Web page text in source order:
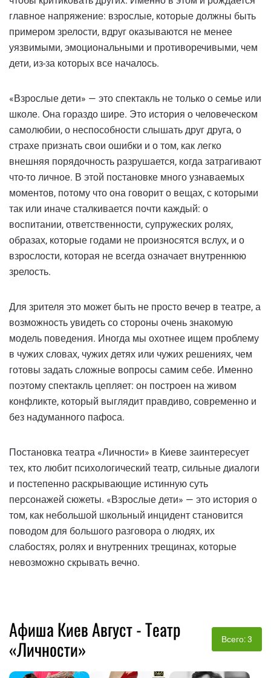
главное напряжение: взрослые, которые должны быть
примером зрелости, вдруг оказываются не менее
уязвимыми, эмоциональными и противоречивыми, чем
дети, из-за которых все началось.
«Взрослые дети» — это спектакль не только о семье или
школе. Она гораздо шире. Это история о человеческом
самолюбии, о неспособности слышать друг друга, о
страхе признать свои ошибки и о том, как легко
внешняя порядочность разрушается, когда затрагивают
что-то личное. В этой постановке много узнаваемых
моментов, потому что она говорит о вещах, с которыми
так или иначе сталкивается почти каждый: о
воспитании, ответственности, супружеских ролях,
образах, которые годами не произносятся вслух, и о
взрослости, которая не всегда означает внутреннюю
зрелость.
Для зрителя это может быть не просто вечер в театре, а
возможность увидеть со стороны очень знакомую
модель поведения. Иногда мы охотнее ищем проблему
в чужих словах, чужих детях или чужих решениях, чем
готовы задать сложные вопросы самим себе. Именно
поэтому спектакль цепляет: он построен на живом
конфликте, который выглядит правдиво, современно и
без надуманного пафоса.
Постановка театра «Личности» в Киеве заинтересует
тех, кто любит психологический театр, сильные диалоги
и постепенно раскрывающие истинную суть
персонажей сюжеты. «Взрослые дети» — это история о
том, как небольшой школьный инцидент становится
поводом для большого разговора о людях, их
слабостях, ролях и внутренних трещинах, которые
невозможно скрывать вечно.
Афиша Киев Август - Театр
«Личности»
Всего: 3